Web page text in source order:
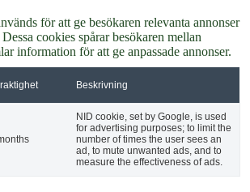
för att ge besökaren relevanta annonser
cookies spårar besökaren mellan
information för att ge anpassade annonser.
Beskrivning
NID cookie, set by Google, is used
for advertising purposes; to limit the
number of times the user sees an
ad, to mute unwanted ads, and to
measure the effectiveness of ads.